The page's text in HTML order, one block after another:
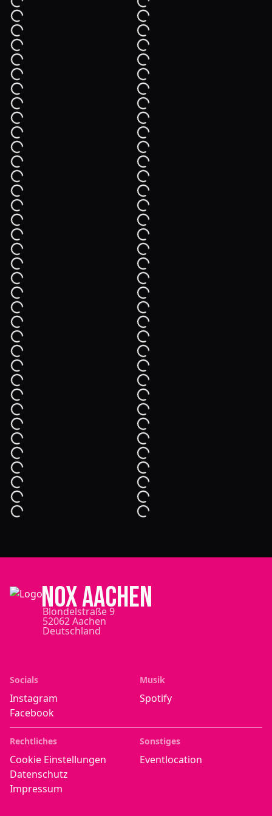
NOX Aachen
Blondelstraße 9
52062 Aachen
Deutschland
Socials
Instagram
Facebook
Musik
Spotify
Rechtliches
Cookie Einstellungen
Datenschutz
Impressum
Sonstiges
Eventlocation